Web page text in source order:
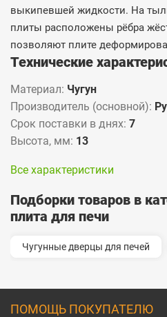
выкипевшей жидкости. На
плиты расположены рёбра
позволяют плите
Технические
Материал: Чугун
Производитель (основной):
Срок поставки в днях: 7
Высота, мм: 13
Все характеристики
Подборки товаров в
плита для печи
Чугунные дверцы для печей
ПОМОЩЬ ПОКУПАТЕЛЮ